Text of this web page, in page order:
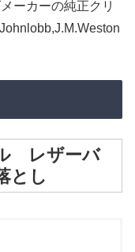
ーカーの純正クリ
レザーバ
とし